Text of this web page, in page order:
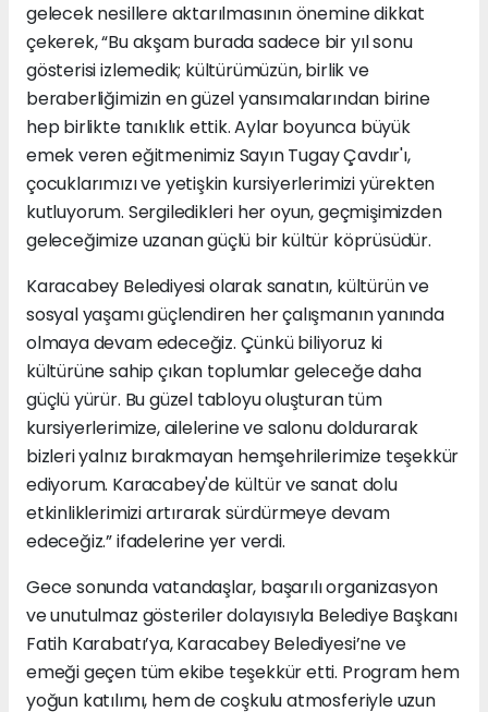
gelecek nesillere aktarılmasının önemine dikkat
çekerek, “Bu akşam burada sadece bir yıl sonu
gösterisi izlemedik; kültürümüzün, birlik ve
beraberliğimizin en güzel yansımalarından birine
hep birlikte tanıklık ettik. Aylar boyunca büyük
emek veren eğitmenimiz Sayın Tugay Çavdır'ı,
çocuklarımızı ve yetişkin kursiyerlerimizi yürekten
kutluyorum. Sergiledikleri her oyun, geçmişimizden
geleceğimize uzanan güçlü bir kültür köprüsüdür.
Karacabey Belediyesi olarak sanatın, kültürün ve
sosyal yaşamı güçlendiren her çalışmanın yanında
olmaya devam edeceğiz. Çünkü biliyoruz ki
kültürüne sahip çıkan toplumlar geleceğe daha
güçlü yürür. Bu güzel tabloyu oluşturan tüm
kursiyerlerimize, ailelerine ve salonu doldurarak
bizleri yalnız bırakmayan hemşehrilerimize teşekkür
ediyorum. Karacabey'de kültür ve sanat dolu
etkinliklerimizi artırarak sürdürmeye devam
edeceğiz.” ifadelerine yer verdi.
Gece sonunda vatandaşlar, başarılı organizasyon
ve unutulmaz gösteriler dolayısıyla Belediye Başkanı
Fatih Karabatı’ya, Karacabey Belediyesi’ne ve
emeği geçen tüm ekibe teşekkür etti. Program hem
yoğun katılımı, hem de coşkulu atmosferiyle uzun